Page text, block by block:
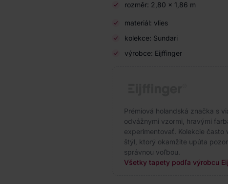
rozměr: 2,80 × 1,86 m
materiál: vlies
kolekce: Sundari
výrobce: Eijffinger
Prémiová holandská značka s
odvážnymi vzormi, hravými
experimentovať. Kolekcie často
štýl, ktorý okamžite upúta
správnou voľbou.
Všetky tapety podľa výrobcu